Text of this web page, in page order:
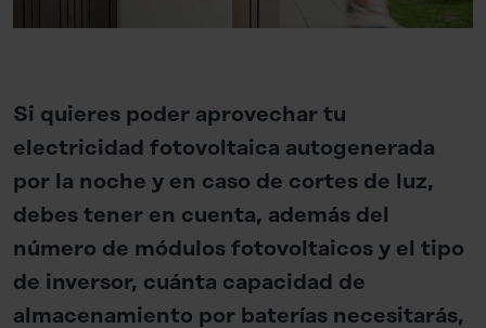
Si quieres poder aprovechar tu
electricidad fotovoltaica autogenerada
por la noche y en caso de cortes de luz,
debes tener en cuenta, además del
número de módulos fotovoltaicos y el tipo
de inversor, cuánta capacidad de
almacenamiento por baterías necesitarás,